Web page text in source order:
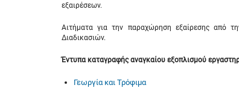
εξαιρέσεων.
Αιτήματα για την παραχώρηση εξαίρεσης από
Διαδικασιών.
Έντυπα καταγραφής αναγκαίου εξοπλισμού
Γεωργία και Τρόφιμα